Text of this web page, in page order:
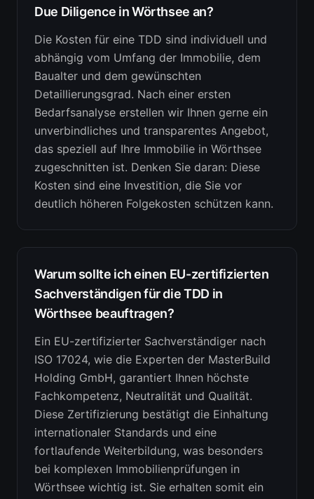
Due Diligence in Wörthsee an?
Die Kosten für eine TDD sind individuell und
abhängig vom Umfang der Immobilie, dem
Baualter und dem gewünschten
Detaillierungsgrad. Nach einer ersten
Bedarfsanalyse erstellen wir Ihnen gerne ein
unverbindliches und transparentes Angebot,
das speziell auf Ihre Immobilie in Wörthsee
zugeschnitten ist. Denken Sie daran: Diese
Kosten sind eine Investition, die Sie vor
deutlich höheren Folgekosten schützen kann.
Warum sollte ich einen EU-zertifizierten
Sachverständigen für die TDD in
Wörthsee beauftragen?
Ein EU-zertifizierter Sachverständiger nach
ISO 17024, wie die Experten der MasterBuild
Holding GmbH, garantiert Ihnen höchste
Fachkompetenz, Neutralität und Qualität.
Diese Zertifizierung bestätigt die Einhaltung
internationaler Standards und eine
fortlaufende Weiterbildung, was besonders
bei komplexen Immobilienprüfungen in
Wörthsee wichtig ist. Sie erhalten somit ein